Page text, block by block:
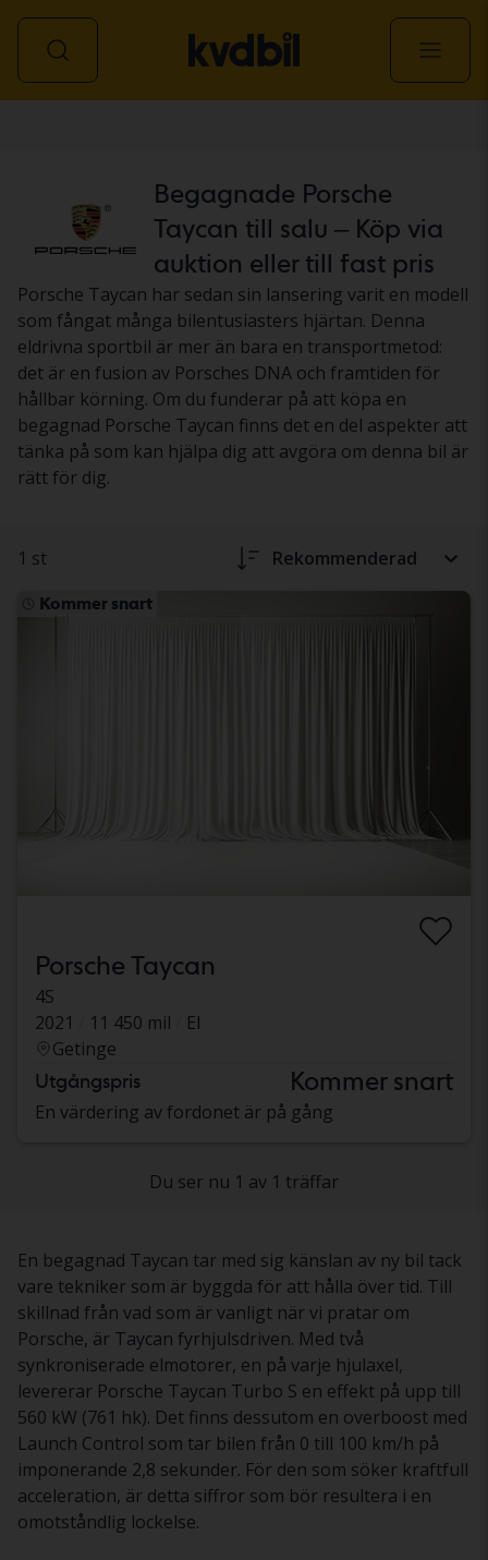
Begagnade Porsche
Taycan till salu – Köp via
auktion eller till fast pris
Porsche Taycan har sedan sin lansering varit en modell
som fångat många bilentusiasters hjärtan. Denna
eldrivna sportbil är mer än bara en transportmetod:
det är en fusion av Porsches DNA och framtiden för
hållbar körning. Om du funderar på att köpa en
begagnad Porsche Taycan finns det en del aspekter att
tänka på som kan hjälpa dig att avgöra om denna bil är
rätt för dig.
1 st Rekommenderad
Kommer snart
Porsche Taycan
4S
2021
11 450 mil
El
Getinge
Utgångspris Kommer snart
En värdering av fordonet är på gång
Du ser nu 1 av 1 träffar
En begagnad Taycan tar med sig känslan av ny bil tack
vare tekniker som är byggda för att hålla över tid. Till
skillnad från vad som är vanligt när vi pratar om
Porsche, är Taycan fyrhjulsdriven. Med två
synkroniserade elmotorer, en på varje hjulaxel,
levererar Porsche Taycan Turbo S en effekt på upp till
560 kW (761 hk). Det finns dessutom en overboost med
Launch Control som tar bilen från 0 till 100 km/h på
imponerande 2,8 sekunder. För den som söker kraftfull
acceleration, är detta siffror som bör resultera i en
omotståndlig lockelse.